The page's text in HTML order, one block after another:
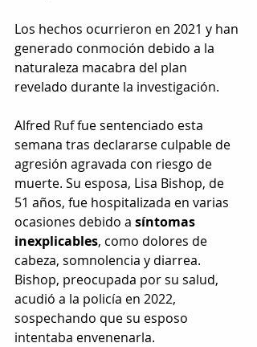
Los hechos ocurrieron en 2021 y han
generado conmoción debido a la
naturaleza macabra del plan
revelado durante la investigación.
Alfred Ruf fue sentenciado esta
semana tras declararse culpable de
agresión agravada con riesgo de
muerte. Su esposa, Lisa Bishop, de
51 años, fue hospitalizada en varias
ocasiones debido a síntomas
inexplicables, como dolores de
cabeza, somnolencia y diarrea.
Bishop, preocupada por su salud,
acudió a la policía en 2022,
sospechando que su esposo
intentaba envenenarla.